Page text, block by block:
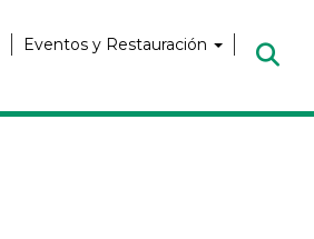
Eventos y Restauración